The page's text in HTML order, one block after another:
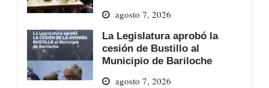
agosto 7, 2026
La Legislatura aprobó la
cesión de Bustillo al
Municipio de Bariloche
agosto 7, 2026